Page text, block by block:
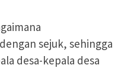
sejuk, sehingga
desa-kepala desa